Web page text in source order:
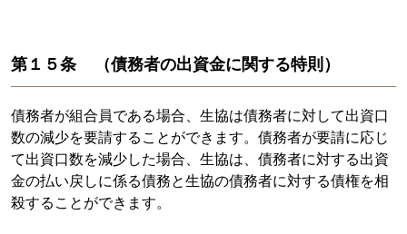
第１５条 （債務者の出資金に関する特則）
債務者が組合員である場合、生協は債務者に対して出資口
数の減少を要請することができます。債務者が要請に応じ
て出資口数を減少した場合、生協は、債務者に対する出資
金の払い戻しに係る債務と生協の債務者に対する債権を相
殺することができます。